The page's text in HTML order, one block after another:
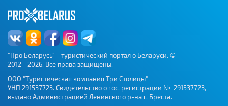
"Про Беларусь" - туристический портал о Беларуси. ©
2012 - 2026. Все права защищены.
ООО "Туристическая компания Три Столицы"
УНП 291537723. Свидетельство о гос. регистрации № 291537723,
выдано Администрацией Ленинского р-на г. Бреста.